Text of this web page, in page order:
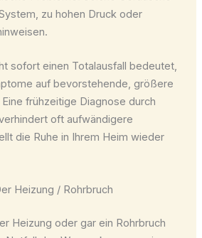
zu hohen Druck oder
sofort einen Totalausfall bedeutet,
auf bevorstehende, größere
frühzeitige Diagnose durch
oft aufwändigere
die Ruhe in Ihrem Heim wieder
Heizung / Rohrbruch
Heizung oder gar ein Rohrbruch